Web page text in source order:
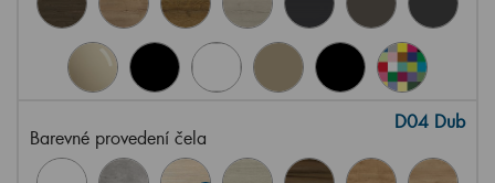
Barevné provedení čela
D04 Dub